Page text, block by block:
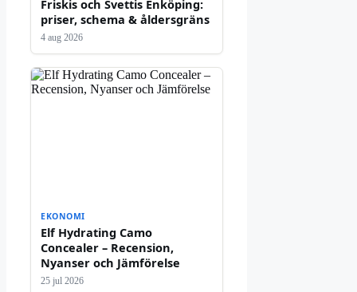
Friskis och Svettis Enköping:
priser, schema & åldersgräns
4 aug 2026
EKONOMI
Elf Hydrating Camo
Concealer – Recension,
Nyanser och Jämförelse
25 jul 2026